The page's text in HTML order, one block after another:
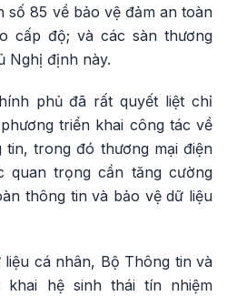
số 85 về bảo vệ đảm an toàn
cấp độ; và các sàn thương
Nghị định này.
phủ đã rất quyết liệt chỉ
triển khai công tác về
trong đó thương mại điện
trọng cần tăng cường
thông tin và bảo vệ dữ liệu
cá nhân, Bộ Thông tin và
khai hệ sinh thái tín nhiệm